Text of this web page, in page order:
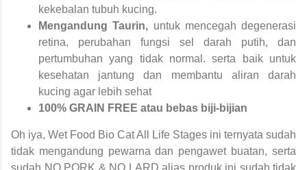
kekebalan tubuh kucing.
Mengandung Taurin, untuk mencegah degenerasi
retina, perubahan fungsi sel darah putih, dan
pertumbuhan yang tidak normal. serta baik untuk
kesehatan jantung dan membantu aliran darah
kucing agar lebih sehat
100% GRAIN FREE atau bebas biji-bijian
Oh iya, Wet Food Bio Cat All Life Stages ini ternyata sudah
tidak mengandung pewarna dan pengawet buatan, serta
sudah NO PORK & NO LARD alias produk ini sudah tidak